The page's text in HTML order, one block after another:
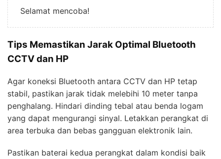
Selamat mencoba!
Tips Memastikan Jarak Optimal Bluetooth
CCTV dan HP
Agar koneksi Bluetooth antara CCTV dan HP tetap
stabil, pastikan jarak tidak melebihi 10 meter tanpa
penghalang. Hindari dinding tebal atau benda logam
yang dapat mengurangi sinyal. Letakkan perangkat di
area terbuka dan bebas gangguan elektronik lain.
Pastikan baterai kedua perangkat dalam kondisi baik